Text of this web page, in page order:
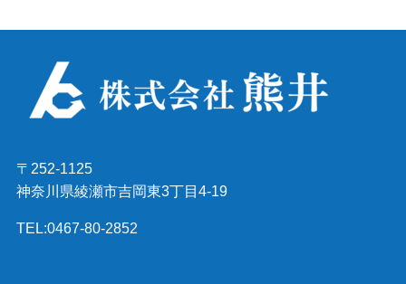
〒252-1125
神奈川県綾瀬市吉岡東3丁目4-19
TEL:0467-80-2852